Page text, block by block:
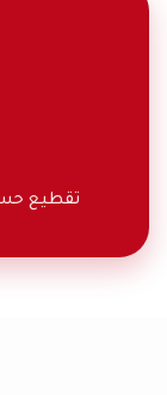
تقطيع